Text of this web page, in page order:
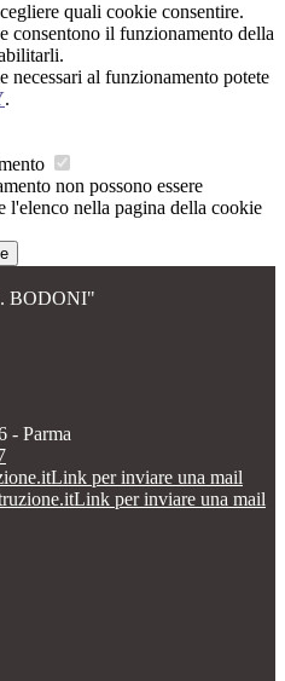
quali cookie consentire.
consentono il funzionamento della
necessari al funzionamento potete
.
non possono essere
l'elenco nella pagina della cookie
BODONI"
- Parma
Link per inviare una mail
Link per inviare una mail